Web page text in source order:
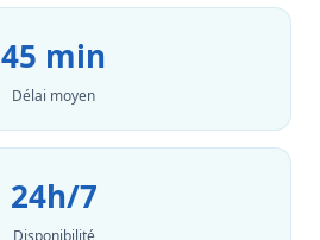
45 min
Délai moyen
24h/7
Disponibilité